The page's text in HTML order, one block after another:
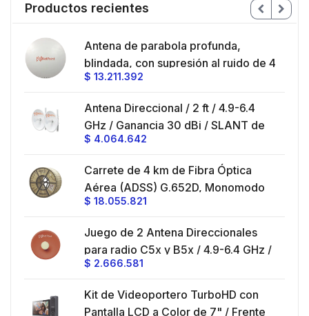
Productos recientes
Antena de parabola profunda,
blindada, con supresión al ruido de 4
ft, 5.9-7.2 GHz, Ganancia 36 dBi con
hasta 80 km, Conectores N-hembra,
montaje con alineación milimétrica.
$ 13.211.392
Antena Direccional / 2 ft / 4.9-6.4
GHz / Ganancia 30 dBi / SLANT de
45 ° y 90 ° / Conector N-Hembra /
Montaje y jumpers incluidos.
$ 4.064.642
Carrete de 4 km de Fibra Óptica
Aérea (ADSS) G.652D, Monomodo
de 24 Hilos, Exterior, Span 200,
$ 18.055.821
Juego de 2 Antena Direccionales
para radio C5x y B5x / 4.9-6.4 GHz /
Ganancia 27 dBi / Montaje incluido.
$ 2.666.581
Kit de Videoportero TurboHD con
Pantalla LCD a Color de 7" / Frente